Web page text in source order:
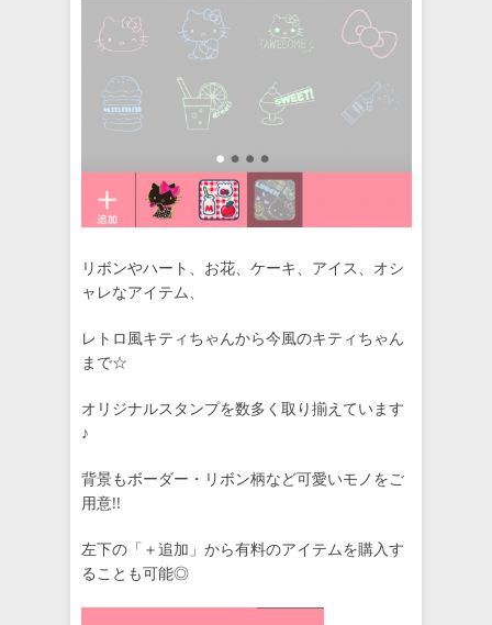
リボンやハート、お花、ケーキ、アイス、オシ
ャレなアイテム、
レトロ風キティちゃんから今風のキティちゃん
まで☆
オリジナルスタンプを数多く取り揃えています
♪
背景もボーダー・リボン柄など可愛いモノをご
用意!!
左下の「＋追加」から有料のアイテムを購入す
ることも可能◎